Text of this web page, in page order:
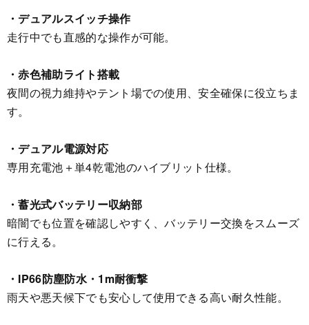
・デュアルスイッチ操作
走行中でも直感的な操作が可能。
・赤色補助ライト搭載
夜間の視力維持やテント場での使用、安全確保に役立ちま
す。
・デュアル電源対応
専用充電池＋単4乾電池のハイブリット仕様。
・蓄光式バッテリー収納部
暗闇でも位置を確認しやすく、バッテリー交換をスムーズ
に行える。
・IP66防塵防水・1m耐衝撃
雨天や悪天候下でも安心して使用できる高い耐久性能。